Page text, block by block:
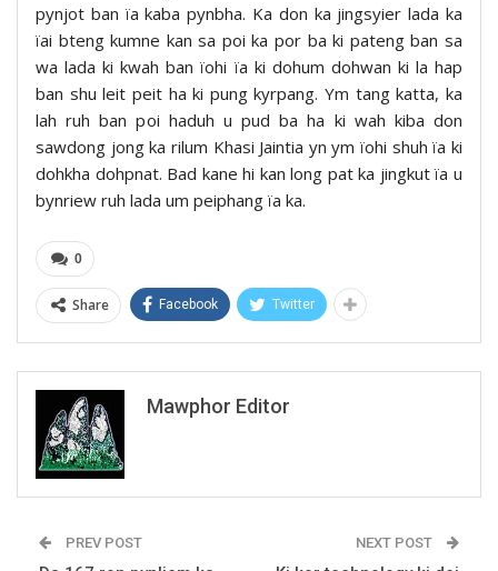
pynjot ban ïa kaba pynbha. Ka don ka jingsyier lada ka
ïai bteng kumne kan sa poi ka por ba ki pateng ban sa
wa lada ki kwah ban ïohi ïa ki dohum dohwan ki la hap
ban shu leit peit ha ki pung kyrpang. Ym tang katta, ka
lah ruh ban poi haduh u pud ba ha ki wah kiba don
sawdong jong ka rilum Khasi Jaintia yn ym ïohi shuh ïa ki
dohkha dohpnat. Bad kane hi kan long pat ka jingkut ïa u
bynriew ruh lada um peiphang ïa ka.
0
Share Facebook Twitter
Mawphor Editor
PREV POST NEXT POST